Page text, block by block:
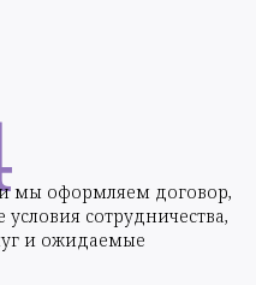
мы оформляем договор,
сотрудничества,
и ожидаемые